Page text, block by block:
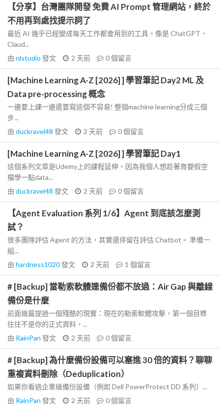
【分享】台灣團隊開發 免費 AI Prompt 管理網站，終於
不用再到處找提示詞了
最近 AI 幾乎已經變成每天工作都會用到的工具。像是 ChatGPT、
Claud...
由 nlstudio 發文 2 天前 0個留言
[Machine Learning A-Z [2026] ] 學習筆記 Day2 ML 及
Data pre-processing 概念
一邊要上課一邊還要寫這個不容易! 整個machine learning分成三個
步...
由 duckravel48 發文 2 天前 0個留言
[Machine Learning A-Z [2026] ] 學習筆記 Day1
這個系列文章是Udemy上的課程延伸，因為我個人想趁著育嬰假空
檔學一點data...
由 duckravel48 發文 2 天前 0個留言
【Agent Evaluation 系列 1/6】Agent 到底該怎麼測
試？
很多團隊評估 Agent 的方法，其實還停留在評估 Chatbot。 準備一
組...
由 hardness1020發文 2 天前 1 個留言
# [Backup] 當勒索軟體連備份都不放過：Air Gap 與離線
備份是什麼
前面幾篇提過一個殘酷的現實：現在的勒索軟體攻擊，第一個目標
往往不是你的正式資料，...
由 RainPan 發文 2 天前 0個留言
# [Backup] 為什麼備份設備可以塞進 30 倍的資料？聊聊
重複資料刪除（Deduplication）
如果你看過企業級備份設備（例如 Dell PowerProtect DD 系列）...
由 RainPan 發文 2 天前 0個留言